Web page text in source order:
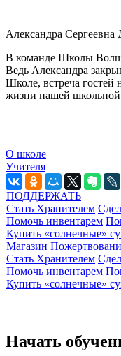
Александра
В команде Школы
Ведь Александра
Школе, встреча гостей
жизни нашей школьной
О школе
Учителя
ПОДДЕРЖАТЬ
Стать Хранителем
Помочь инвентарем
Купить «солнечные»
Магазин
Стать Хранителем
Помочь инвентарем
Купить «солнечные»
Начать